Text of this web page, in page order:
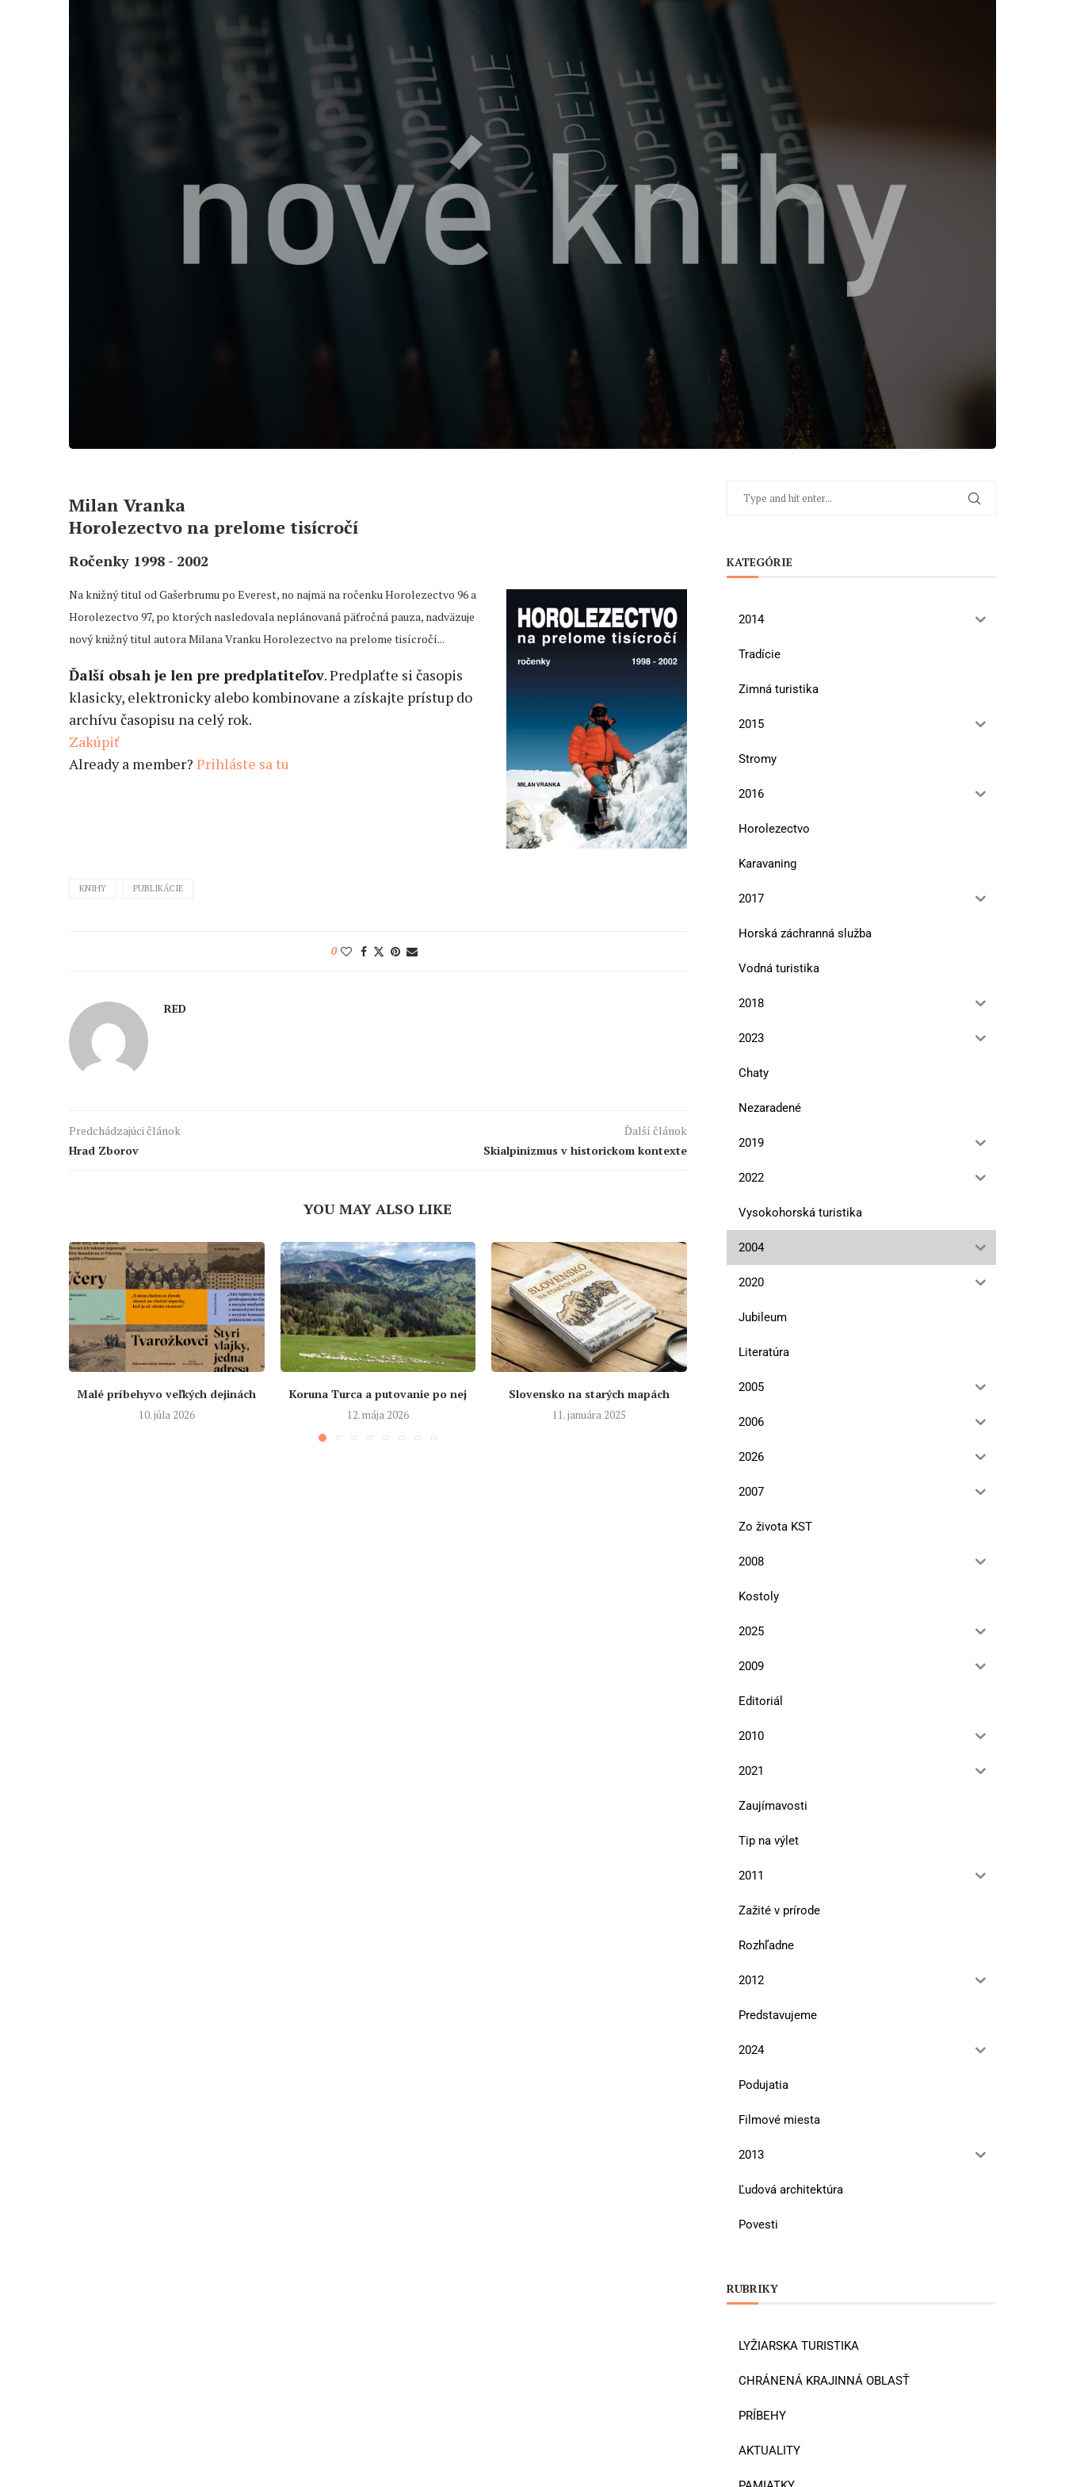
Milan Vranka
Horolezectvo na prelome tisícročí
Ročenky 1998 - 2002
Na knižný titul od Gašerbrumu po Everest, no najmä na ročenku Horolezectvo 96 a
Horolezectvo 97, po ktorých nasledovala neplánovaná päťročná pauza, nadväzuje
nový knižný titul autora Milana Vranku Horolezectvo na prelome tisícročí...
Ďalší obsah je len pre predplatiteľov. Predplaťte si časopis
klasicky, elektronicky alebo kombinovane a získajte prístup do
archívu časopisu na celý rok.
Zakúpiť
Already a member? Prihláste sa tu
KNIHY PUBLIKÁCIE
0
RED
Predchádzajúci článok
Hrad Zborov
Ďalší článok
Skialpinizmus v historickom kontexte
YOU MAY ALSO LIKE
Malé príbehyvo veľkých dejinách
10. júla 2026
Koruna Turca a putovanie po nej
12. mája 2026
Slovensko na starých mapách
11. januára 2025
Podkonice a Slovenské lyžiarske
11. januára 2024
Na chvosteKniha o
10. marca 2023
KATEGÓRIE
2014
Tradície
Zimná turistika
2015
Stromy
2016
Horolezectvo
Karavaning
2017
Horská záchranná služba
Vodná turistika
2018
2023
Chaty
Nezaradené
2019
2022
Vysokohorská turistika
2004
2020
Jubileum
Literatúra
2005
2006
2026
2007
Zo života KST
2008
Kostoly
2025
2009
Editoriál
2010
2021
Zaujímavosti
Tip na výlet
2011
Zažité v prírode
Rozhľadne
2012
Predstavujeme
2024
Podujatia
Filmové miesta
2013
Ľudová architektúra
Povesti
RUBRIKY
LYŽIARSKA TURISTIKA
CHRÁNENÁ KRAJINNÁ OBLASŤ
PRÍBEHY
AKTUALITY